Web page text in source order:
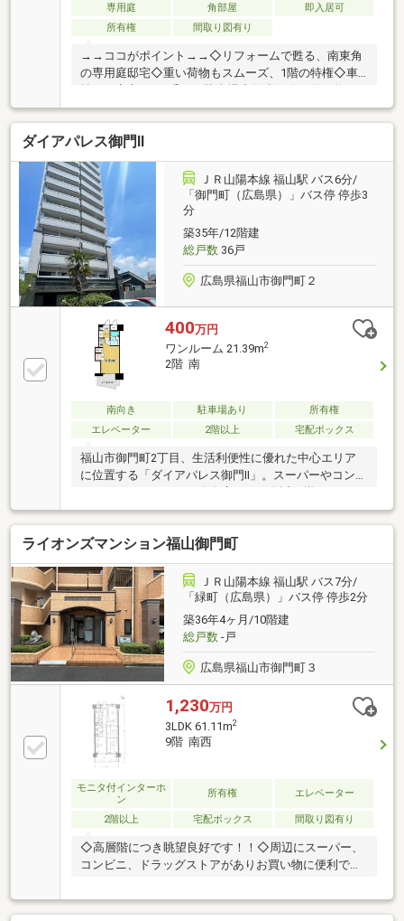
専用庭 角部屋
即入居可
所有権
間取り図有り
→→ココがポイント→→◇リフォームで甦る、南東角
の専用庭邸宅◇重い荷物もスムーズ、1階の特権◇車
へ、徒歩7分の快適さ(フレスタ蔵王店)◇公園近接、子
どもも嬉しい住まい◇手入れしやすいサイズ感、専用
庭付き◇内装クロス、CFシート張替、コンロ新調、洗
面台新調、トイレ新調
ダイアパレス御門Ⅱ
ＪＲ山陽本線 福山駅 バス6分/
「御門町（広島県）」バス停 停歩3
分
築35年/12階建
総戸数36戸
広島県福山市御門町２
400万円
ワンルーム 21.39m2
2階 南
南向き 駐車場あり
所有権
エレベーター
2階以上 宅配ボックス
福山市御門町2丁目、生活利便性に優れた中心エリア
に位置する「ダイアパレス御門Ⅱ」。スーパーやコンビ
の暮らしを快適にサポートします。ハウスクリーニン
グ済みのため、大きなリフォームを行わずそのままご
入居をご検討いただけるのも魅力です。福山市立城南
中学校まで徒歩約3分と子育て世帯にも嬉しい住環
境。利便性の高い立地から居住用としてはもちろん、
将来的な賃貸運用など資産活用も期待できるマンショ
ンです。ぜひ現地で住み心地の良さをご体感くださ
い。
ライオンズマンション福山御門町
ＪＲ山陽本線 福山駅 バス7分/
「緑町（広島県）」バス停 停歩2分
築36年4ヶ月/10階建
総戸数-戸
広島県福山市御門町３
1,230万円
3LDK 61.11m2
9階 南西
モニタ付インターホ
ン
所有権 エレベーター
2階以上 宅配ボックス 間取り図有り
◇高層階につき眺望良好です！！◇周辺にスーパー、
コンビニ、ドラッグストアがありお買い物に便利です